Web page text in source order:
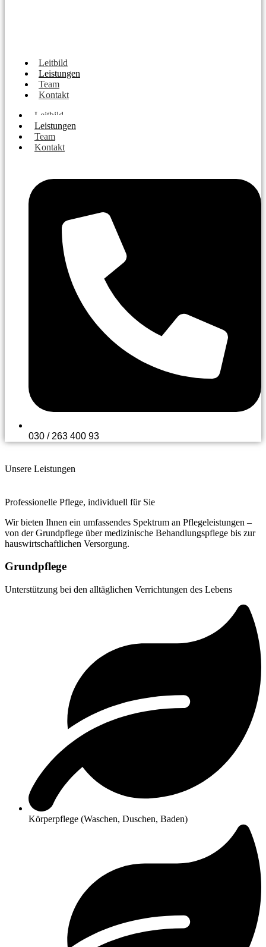
Leitbild
Leistungen
Team
Kontakt
Leitbild
Leistungen
Team
Kontakt
030 / 263 400 93
Unsere Leistungen
Professionelle Pflege, individuell für Sie
Wir bieten Ihnen ein umfassendes Spektrum an Pflegeleistungen –
von der Grundpflege über medizinische Behandlungspflege bis zur
hauswirtschaftlichen Versorgung.
Grundpflege
Unterstützung bei den alltäglichen Verrichtungen des Lebens
Körperpflege (Waschen, Duschen, Baden)